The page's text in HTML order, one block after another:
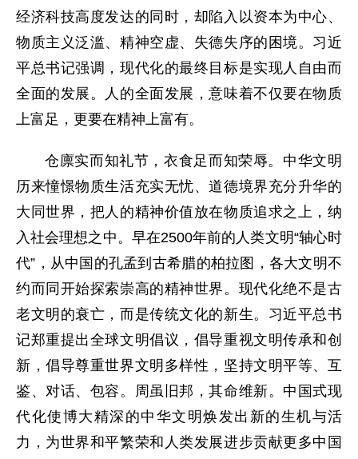
经济科技高度发达的同时，却陷入以资本为中心、
物质主义泛滥、精神空虚、失德失序的困境。习近
平总书记强调，现代化的最终目标是实现人自由而
全面的发展。人的全面发展，意味着不仅要在物质
上富足，更要在精神上富有。
仓廪实而知礼节，衣食足而知荣辱。中华文明
历来憧憬物质生活充实无忧、道德境界充分升华的
大同世界，把人的精神价值放在物质追求之上，纳
入社会理想之中。早在2500年前的人类文明“轴心时
代”，从中国的孔孟到古希腊的柏拉图，各大文明不
约而同开始探索崇高的精神世界。现代化绝不是古
老文明的衰亡，而是传统文化的新生。习近平总书
记郑重提出全球文明倡议，倡导重视文明传承和创
新，倡导尊重世界文明多样性，坚持文明平等、互
鉴、对话、包容。周虽旧邦，其命维新。中国式现
代化使博大精深的中华文明焕发出新的生机与活
力，为世界和平繁荣和人类发展进步贡献更多中国